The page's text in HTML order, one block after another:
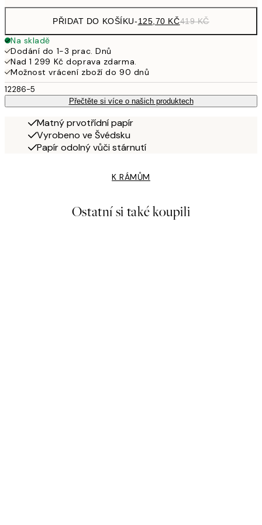
PŘIDAT DO KOŠÍKU-125,70 KČ419 KČ
Na skladě
Dodání do 1-3 prac. Dnů
Nad 1 299 Kč doprava zdarma.
Možnost vrácení zboží do 90 dnů
12286-5
Přečtěte si více o našich produktech
Matný prvotřídní papír
Vyrobeno ve Švédsku
Papír odolný vůči stárnutí
K RÁMŮM
Ostatní si také koupili